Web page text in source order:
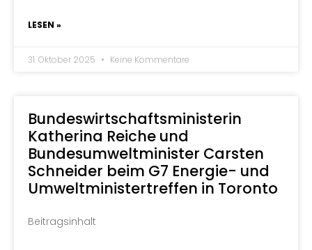
LESEN »
31. Oktober 2025 Keine Kommentare
Bundeswirtschaftsministerin
Katherina Reiche und
Bundesumweltminister Carsten
Schneider beim G7 Energie- und
Umweltministertreffen in Toronto
Beitragsinhalt